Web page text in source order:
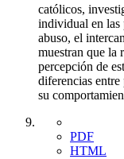
católicos,
individual en las
abuso, el
muestran que la
percepción de
diferencias entre
su
PDF
HTML